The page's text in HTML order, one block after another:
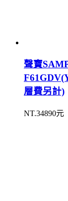
聲寶
層費另計)
NT.34890元